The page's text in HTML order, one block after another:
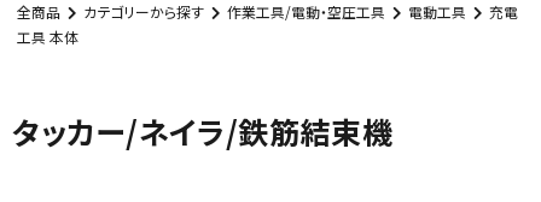
ACCOUNT MENU
全商品 カテゴリーから探す 作業工具/電動・空圧工具 電動工具
充電
工具 本体
タッカー/ネイラ/鉄筋結束機